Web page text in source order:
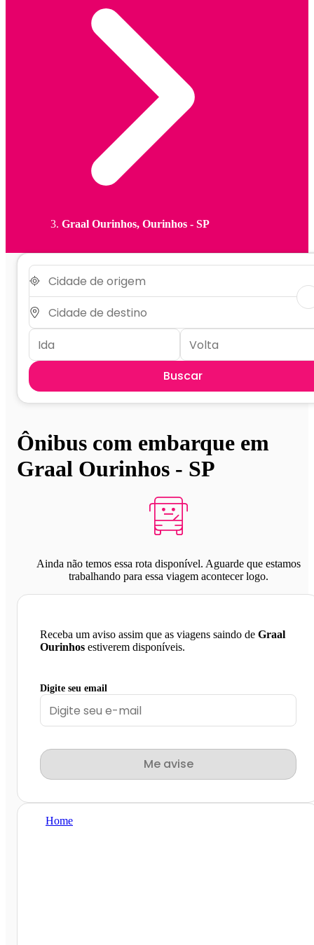
Graal Ourinhos, Ourinhos - SP
Buscar
Ônibus com embarque em
Graal Ourinhos - SP
Ainda não temos essa rota disponível. Aguarde que estamos
trabalhando para essa viagem acontecer logo.
Receba um aviso assim que as viagens saindo de Graal
Ourinhos estiverem disponíveis.
Digite seu email
Me avise
Home